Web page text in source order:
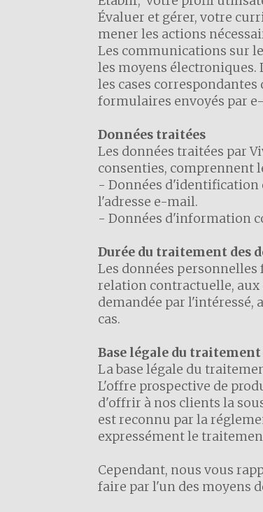
Évaluer et gérer, votre
mener les actions
Les communications sur
les moyens
les cases
formulaires envoyés par
Données traitées
Les données traitées par
consenties, comprennent
- Données d'identification
l'adresse e-mail.
- Données d'information
Durée du traitement des
Les données
relation contractuelle, aux
demandée par l'intéressé,
cas.
Base légale du traitement
La base légale du
L'offre prospective de
d'offrir à nos clients la
est reconnu par la
expressément le
Cependant, nous vous
faire par l'un des moyens